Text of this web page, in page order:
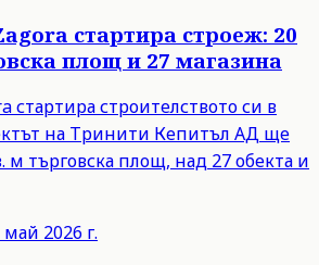
стартира строеж: 20
площ и 27 магазина
стартира строителството си в
на Тринити Кепитъл АД ще
м търговска площ, над 27 обекта и
май 2026 г.